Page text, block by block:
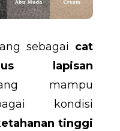
sebagai cat
lapisan
mampu
kondisi
tinggi